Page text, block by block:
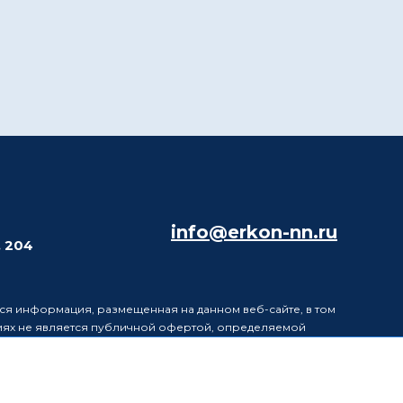
204
info@erkon-nn.ru
информация, размещенная на данном веб-сайте, в том
не является публичной офертой, определяемой